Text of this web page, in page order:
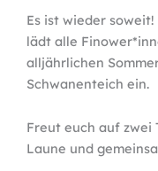
Es ist wieder
lädt alle
alljährlichen
Schwanenteich ein.
Freut euch auf zwei
Laune und